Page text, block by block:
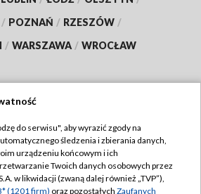
/ POZNAŃ / RZESZÓW /
/ WARSZAWA / WROCŁAW
TVP
Regulamin TVP
do serwisu", aby wyrazić zgody na
śledzenia i zbierania danych,
urządzeniu końcowym i ich
Twoich danych osobowych przez
w likwidacji (zwaną dalej również „TVP”),
(1201 firm) oraz pozostałych Zaufanych